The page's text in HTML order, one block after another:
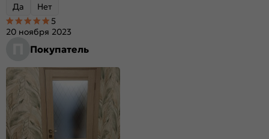
Да
Нет
Покупатель
20 ноября 2023
5